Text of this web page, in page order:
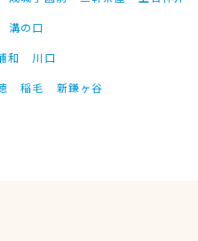
溝の口
和
川口
稲毛 新鎌ヶ谷